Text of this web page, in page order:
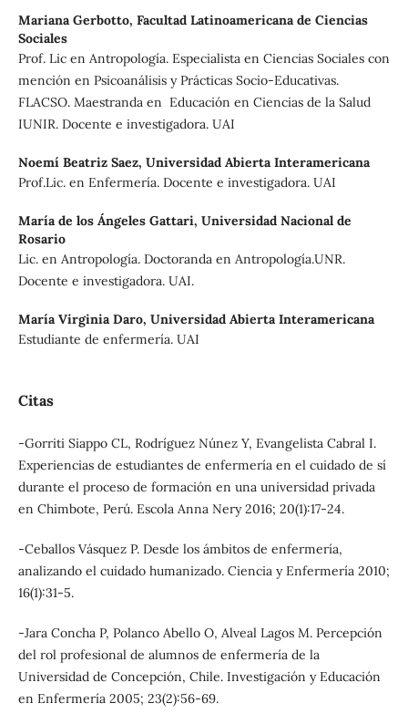
Mariana Gerbotto, Facultad Latinoamericana de Ciencias
Sociales
Prof. Lic en Antropología. Especialista en Ciencias Sociales con
mención en Psicoanálisis y Prácticas Socio-Educativas.
FLACSO. Maestranda en Educación en Ciencias de la Salud
IUNIR. Docente e investigadora. UAI
Noemí Beatriz Saez, Universidad Abierta Interamericana
Prof.Lic. en Enfermería. Docente e investigadora. UAI
María de los Ángeles Gattari, Universidad Nacional de
Rosario
Lic. en Antropología. Doctoranda en Antropología.UNR.
Docente e investigadora. UAI.
María Virginia Daro, Universidad Abierta Interamericana
Estudiante de enfermería. UAI
Citas
-Gorriti Siappo CL, Rodríguez Núnez Y, Evangelista Cabral I.
Experiencias de estudiantes de enfermería en el cuidado de sí
durante el proceso de formación en una universidad privada
en Chimbote, Perú. Escola Anna Nery 2016; 20(1):17-24.
-Ceballos Vásquez P. Desde los ámbitos de enfermería,
analizando el cuidado humanizado. Ciencia y Enfermería 2010;
16(1):31-5.
-Jara Concha P, Polanco Abello O, Alveal Lagos M. Percepción
del rol profesional de alumnos de enfermería de la
Universidad de Concepción, Chile. Investigación y Educación
en Enfermería 2005; 23(2):56-69.